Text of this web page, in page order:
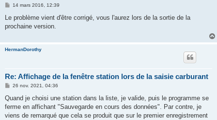
M
s
a
14 mars 2016, 12:39
Le problème vient d'être corrigé, vous l'aurez lors de la sortie de la
prochaine version.
HermanDorothy
Re: Affichage de la fenêtre station lors de la saisie carburant
M
s
a
g
26 nov. 2021, 04:36
Quand je choisi une station dans la liste, je valide, puis le programme se
ferme en affichant "Sauvegarde en cours des données". Par contre, je
viens de remarqué que cela se produit que sur le premier enregistrement